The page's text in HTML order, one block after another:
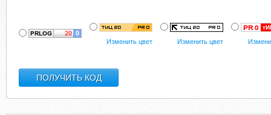
Изменить цвет Изменить цвет